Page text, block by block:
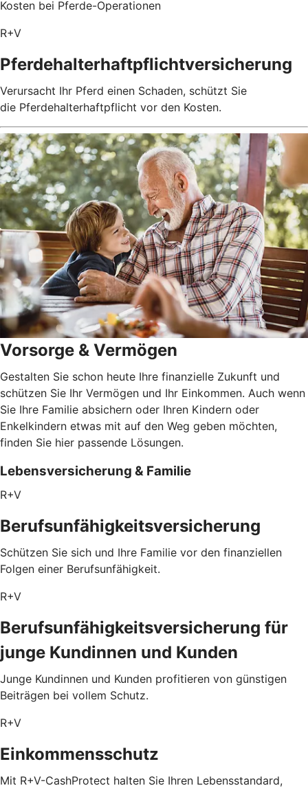
Kosten bei Pferde-Operationen
R+V
Pferdehalterhaftpflichtversicherung
Verursacht Ihr Pferd einen Schaden, schützt Sie
die Pferdehalterhaftpflicht vor den Kosten.
Vorsorge & Vermögen
Gestalten Sie schon heute Ihre finanzielle Zukunft und
schützen Sie Ihr Vermögen und Ihr Einkommen. Auch wenn
Sie Ihre Familie absichern oder Ihren Kindern oder
Enkelkindern etwas mit auf den Weg geben möchten,
finden Sie hier passende Lösungen.
Lebensversicherung & Familie
R+V
Berufsunfähigkeitsversicherung
Schützen Sie sich und Ihre Familie vor den finanziellen
Folgen einer Berufsunfähigkeit.
R+V
Berufsunfähigkeitsversicherung für
junge Kundinnen und Kunden
Junge Kundinnen und Kunden profitieren von günstigen
Beiträgen bei vollem Schutz.
R+V
Einkommensschutz
Mit R+V-CashProtect halten Sie Ihren Lebensstandard,